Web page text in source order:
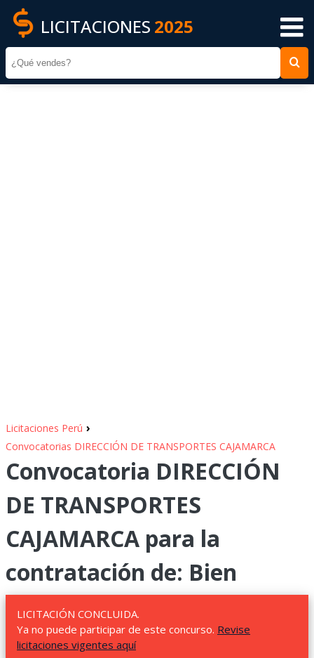
LICITACIONES 2025
Licitaciones Perú ›
Convocatorias DIRECCIÓN DE TRANSPORTES CAJAMARCA
Convocatoria DIRECCIÓN
DE TRANSPORTES
CAJAMARCA para la
contratación de: Bien
LICITACIÓN CONCLUIDA.
Ya no puede participar de este concurso. Revise
licitaciones vigentes aquí